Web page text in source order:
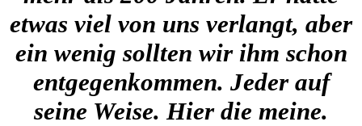
etwas viel von uns verlangt, aber
ein wenig sollten wir ihm schon
entgegenkommen. Jeder auf
seine Weise. Hier die meine.